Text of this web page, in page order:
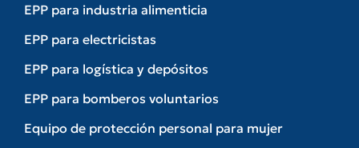
EPP para industria alimenticia
EPP para electricistas
EPP para logística y depósitos
EPP para bomberos voluntarios
Equipo de protección personal para mujer